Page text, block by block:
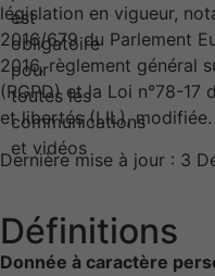
législation en vigueur,
2016/679 du Parlement
2016, règlement général
(RGPD) et la Loi n°78-
et libertés (LIL), modifiée.
Dernière mise à jour : 3
Définitions
Donnée à caractère